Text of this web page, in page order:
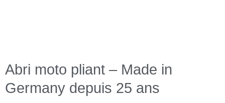
Abri moto pliant – Made in
Germany depuis 25 ans